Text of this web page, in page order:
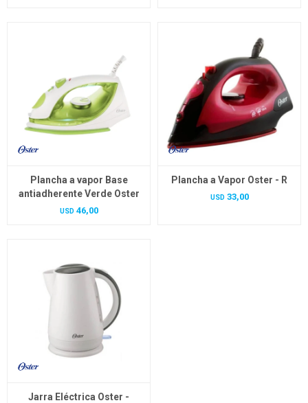
Plancha a vapor Base
antiadherente Verde Oster
USD 46,00
Plancha a Vapor Oster - R
USD 33,00
Jarra Eléctrica Oster -